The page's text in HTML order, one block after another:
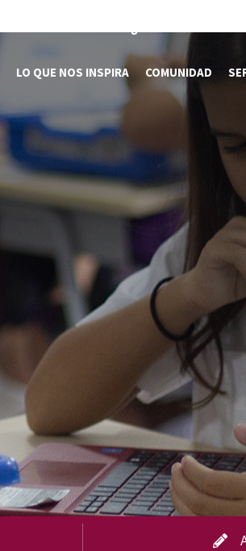
LO QUE NOS INSPIRA COMUNIDAD